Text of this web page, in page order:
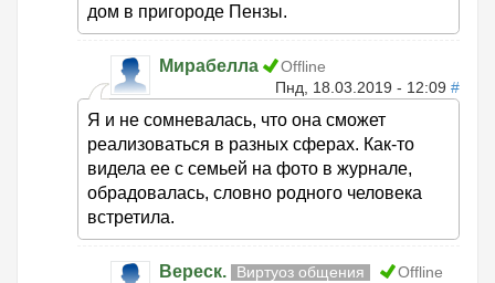
дом в пригороде Пензы.
Мирабелла
Offline
Пнд, 18.03.2019 - 12:09 #
Я и не сомневалась, что она сможет
реализоваться в разных сферах. Как-то
видела ее с семьей на фото в журнале,
обрадовалась, словно родного человека
встретила.
Вереск. Виртуоз общения
Offline